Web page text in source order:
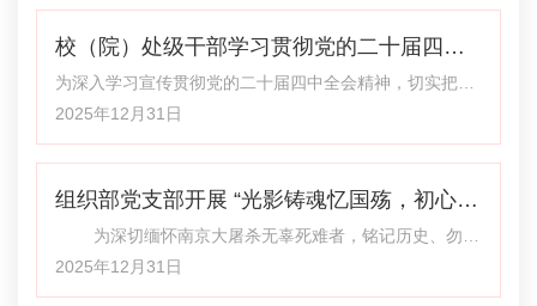
观学习教育的会议精神和相关通知要求，并对支部开展学
习教育工作进行了具体安排。 会议强调，一要深刻认识学
习教育重要意义，全体党员深入学习领会习近平总书记关
校（院）处级干部学习贯彻党的二十届四中
全会精神轮训班（第1期）圆满结束
为深入学习宣传贯彻党的二十届四中全会精神，切实把校
（院）党员干部的思想和行动统一到党中央决策部署及省
委工作安排上来，12月24日至26日校（院）举办处级干部
省委举办的省管领导干部学习贯彻党的二十届四中全会精
神集中轮训班同期开展、同步学习。校（院）二级巡视
员、各部门负责人及部分处级干部参加培训。 培训期间，
2025年12月31日
组织部党支部开展 “光影铸魂忆国殇，初心如
磐担使命” 主题党日活动
为深切缅怀南京大屠杀无辜死难者，铭记历史、勿忘
国耻，传承红色基因，强化党性修养，12月29日下午4:0
0，组织部党支部在校（院）图书和文化馆视听欣赏室开
2025年12月31日